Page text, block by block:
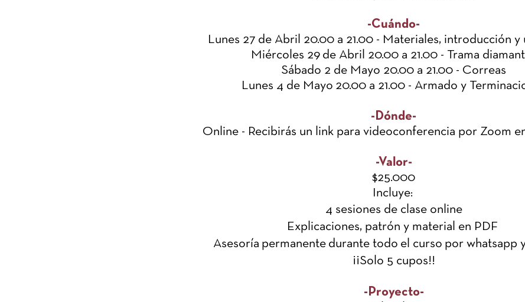
-Cuándo-
Lunes 27 de Abril 20.00 a 21.00 - Materiales, introducción
Miércoles 29 de Abril 20.00 a 21.00 - Trama
Sábado 2 de Mayo 20.00 a 21.00 - Correas
Lunes 4 de Mayo 20.00 a 21.00 - Armado y
-Dónde-
Online - Recibirás un link para videoconferencia por Zoom
-Valor-
$25.000
Incluye:
4 sesiones de clase online
Explicaciones, patrón y material en PDF
Asesoría permanente durante todo el curso por whatsapp
¡¡Solo 5 cupos!!
-Proyecto-